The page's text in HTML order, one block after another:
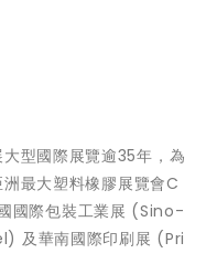
型國際展覽逾35年，為
最大塑料橡膠展覽會C
國際包裝工業展 (Sino-
及華南國際印刷展 (Pri